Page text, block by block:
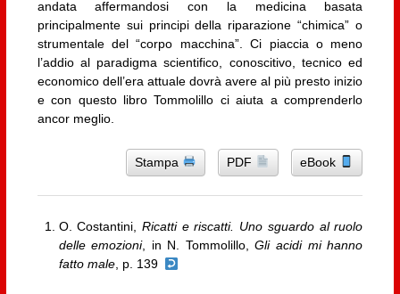
andata affermandosi con la medicina basata
principalmente sui principi della riparazione “chimica” o
strumentale del “corpo macchina”. Ci piaccia o meno
l’addio al paradigma scientifico, conoscitivo, tecnico ed
economico dell’era attuale dovrà avere al più presto inizio
e con questo libro Tommolillo ci aiuta a comprenderlo
ancor meglio.
Stampa PDF eBook
O. Costantini, Ricatti e riscatti. Uno sguardo al ruolo
delle emozioni, in N. Tommolillo,Gli acidi mi hanno
fatto male, p. 139